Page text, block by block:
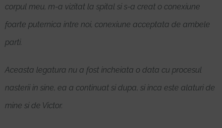
corpul meu, m-a vizitat la spital si s-a creat o conexiune
foarte puternica intre noi, conexiune acceptata de ambele
parti.
Aceasta legatura nu a fost incheiata o data cu procesul
nasterii in sine, ea a continuat si dupa, si inca este alaturi de
mine si de Victor.